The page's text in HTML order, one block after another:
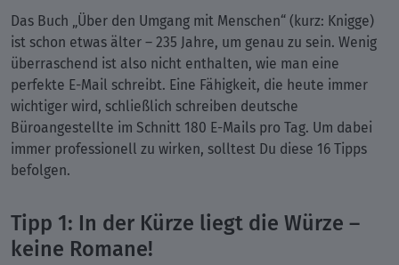
Das Buch „Über den Umgang mit Menschen“ (kurz: Knigge)
ist schon etwas älter – 235 Jahre, um genau zu sein. Wenig
überraschend ist also nicht enthalten, wie man eine
perfekte E-Mail schreibt. Eine Fähigkeit, die heute immer
wichtiger wird, schließlich schreiben deutsche
Büroangestellte im Schnitt 180 E-Mails pro Tag. Um dabei
immer professionell zu wirken, solltest Du diese 16 Tipps
befolgen.
Tipp 1: In der Kürze liegt die Würze –
keine Romane!